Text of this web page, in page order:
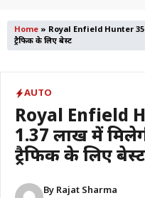
Home » Royal Enfield Hunter 350:
ट्रैफिक के लिए बेस्ट
AUTO
Royal Enfield
1.37 लाख में
ट्रैफिक के लिए बेस्ट
By Rajat Sharma